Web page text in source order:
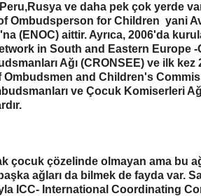
ve daha pek çok yerde
Ombudsperson for Children yani
(ENOC) aittir. Ayrıca, 2006'da
in South and Eastern Europe
Ağı (CRONSEE) ve ilk
and Children's
ve Çocuk Komiserleri
çocuk çözelinde olmayan ama bu
ağları da bilmek de fayda var.
ICC- International Coordinating